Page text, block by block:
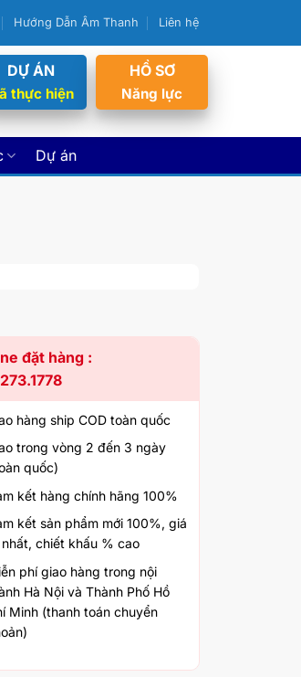
Hướng Dẫn Âm Thanh Liên hệ
DỰ ÁN
thực hiện
HỒ SƠ
Năng lực
Dự án
đặt hàng :
hàng ship COD toàn quốc
trong vòng 2 đến 3 ngày
quốc)
kết hàng chính hãng 100%
kết sản phẩm mới 100%, giá
nhất, chiết khấu % cao
phí giao hàng trong nội
Hà Nội và Thành Phố Hồ
Minh (thanh toán chuyển